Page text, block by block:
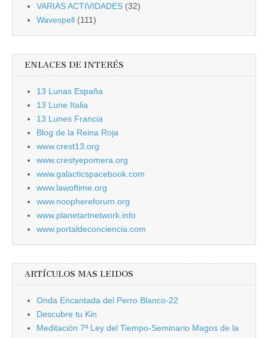
VARIAS ACTIVIDADES (32)
Wavespell (111)
ENLACES DE INTERÉS
13 Lunas España
13 Lune Italia
13 Lunes Francia
Blog de la Reina Roja
www.crest13.org
www.crestyepomera.org
www.galacticspacebook.com
www.lawoftime.org
www.noophereforum.org
www.planetartnetwork.info
www.portaldeconciencia.com
ARTÍCULOS MAS LEIDOS
Onda Encantada del Perro Blanco-22
Descubre tu Kin
Meditación 7ª Ley del Tiempo-Seminario Magos de la